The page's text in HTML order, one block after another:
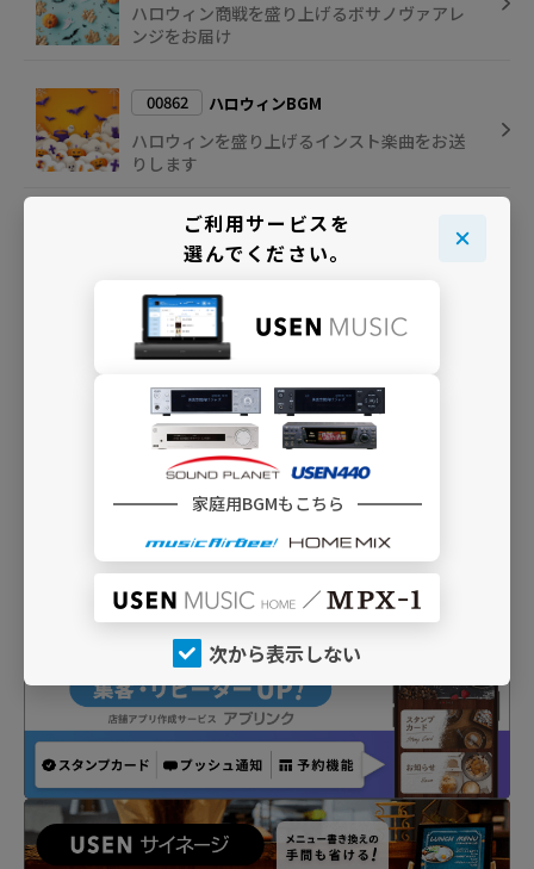
ハロウィン商戦を盛り上げるボサノヴァアレ
ンジをお届け
00862 ハロウィンBGM
ハロウィンを盛り上げるインスト楽曲をお送
りします
00861 ハロウィン・キッズ・パーティ
キッズ・パーティをイメージしたハロウィン
ソングをお届け
ご利用サービスを
選んでください。
家庭用BGMもこちら
次から表示しない